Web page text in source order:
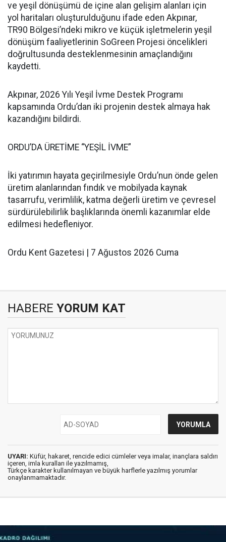
ve yeşil dönüşümü de içine alan gelişim alanları için
yol haritaları oluşturulduğunu ifade eden Akpınar,
TR90 Bölgesi’ndeki mikro ve küçük işletmelerin yeşil
dönüşüm faaliyetlerinin SoGreen Projesi öncelikleri
doğrultusunda desteklenmesinin amaçlandığını
kaydetti.
Akpınar, 2026 Yılı Yeşil İvme Destek Programı
kapsamında Ordu’dan iki projenin destek almaya hak
kazandığını bildirdi.
ORDU’DA ÜRETİME “YEŞİL İVME”
İki yatırımın hayata geçirilmesiyle Ordu’nun önde gelen
üretim alanlarından fındık ve mobilyada kaynak
tasarrufu, verimlilik, katma değerli üretim ve çevresel
sürdürülebilirlik başlıklarında önemli kazanımlar elde
edilmesi hedefleniyor.
Ordu Kent Gazetesi | 7 Ağustos 2026 Cuma
HABERE YORUM KAT
UYARI: Küfür, hakaret, rencide edici cümleler veya imalar, inançlara saldırı
içeren, imla kuralları ile yazılmamış,
Türkçe karakter kullanılmayan ve büyük harflerle yazılmış yorumlar
onaylanmamaktadır.